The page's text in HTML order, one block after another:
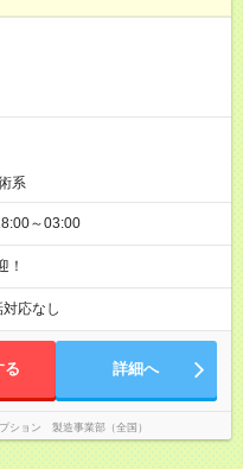
系
～03:00
！
対応なし
る 詳細へ
ション 製造事業部（全国）